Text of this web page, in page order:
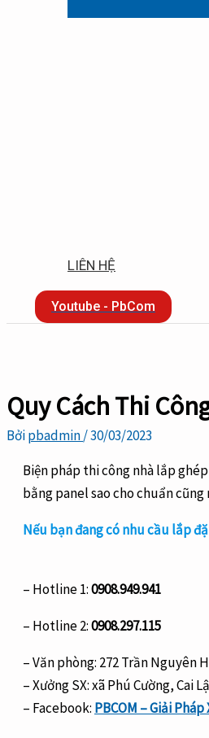
LIÊN HỆ
Youtube - PbCom
Quy Cách Thi
Bởipbadmin/30/03/2023
Biện pháp thi công nhà lắp
bằng panel sao cho chuẩn
Nếu bạn đang có nhu cầu lắp
– Hotline 1:0908.949.941
– Hotline 2:0908.297.115
– Văn phòng: 272 Trần Nguyên
– Xưởng SX: xã Phú Cường, Cai
– Facebook: PBCOM – Giải